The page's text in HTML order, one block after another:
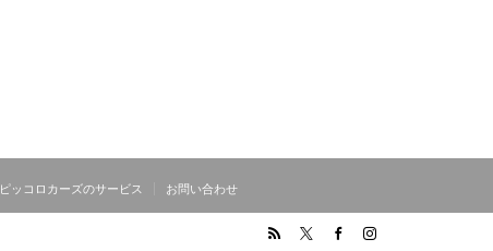
ピッコロカーズのサービス お問い合わせ
Instagram